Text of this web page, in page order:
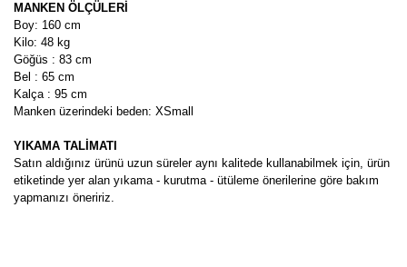
MANKEN ÖLÇÜLERİ
Boy: 160 cm
Kilo: 48 kg
Göğüs : 83 cm
Bel : 65 cm
Kalça : 95 cm
Manken üzerindeki beden: XSmall
YIKAMA TALİMATI
Satın aldığınız ürünü uzun süreler aynı kalitede kullanabilmek için, ürün
etiketinde yer alan yıkama - kurutma - ütüleme önerilerine göre bakım
yapmanızı öneririz.